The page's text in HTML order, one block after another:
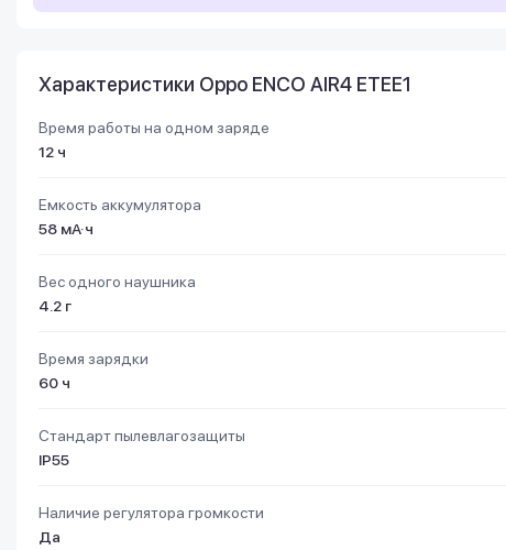
Характеристики Oppo ENCO AIR4 ETEE1
Время работы на одном заряде
12 ч
Емкость аккумулятора
58 мА·ч
Вес одного наушника
4.2 г
Время зарядки
60 ч
Стандарт пылевлагозащиты
IP55
Наличие регулятора громкости
Да